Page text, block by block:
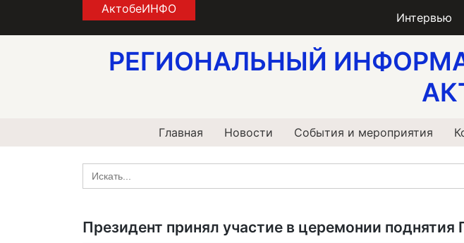
АктобеИНФО
Интервью
РЕГИОНАЛЬНЫЙ
Главная Новости События и мероприятия
Search
for:
Президент принял участие в церемонии поднятия